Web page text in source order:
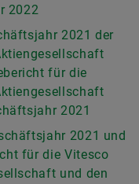
2022
2021 der
für die
2021
2021 und
für die Vitesco
und den